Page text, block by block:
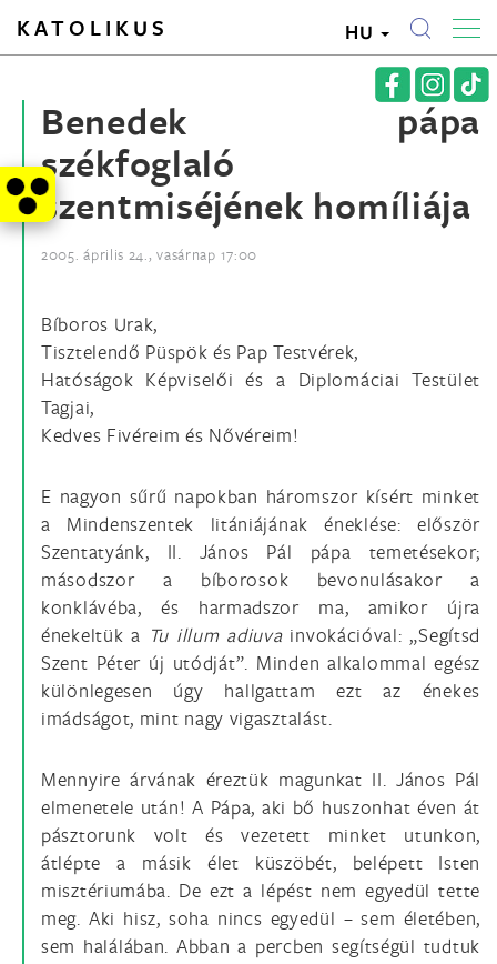
KATOLIKUS HU
Benedek pápa
székfoglaló
szentmiséjének homíliája
2005. április 24., vasárnap 17:00
Bíboros Urak,
Tisztelendő Püspök és Pap Testvérek,
Hatóságok Képviselői és a Diplomáciai Testület
Tagjai,
Kedves Fivéreim és Nővéreim!
E nagyon sűrű napokban háromszor kísért minket
a Mindenszentek litániájának éneklése: először
Szentatyánk, II. János Pál pápa temetésekor;
másodszor a bíborosok bevonulásakor a
konklávéba, és harmadszor ma, amikor újra
énekeltük a Tu illum adiuva invokációval: „Segítsd
Szent Péter új utódját”. Minden alkalommal egész
különlegesen úgy hallgattam ezt az énekes
imádságot, mint nagy vigasztalást.
Mennyire árvának éreztük magunkat II. János Pál
elmenetele után! A Pápa, aki bő huszonhat éven át
pásztorunk volt és vezetett minket utunkon,
átlépte a másik élet küszöbét, belépett Isten
misztériumába. De ezt a lépést nem egyedül tette
meg. Aki hisz, soha nincs egyedül – sem életében,
sem halálában. Abban a percben segítségül tudtuk